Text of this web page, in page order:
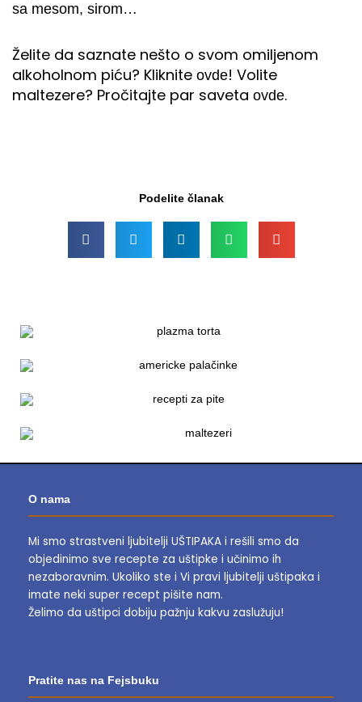
sa mesom, sirom…
Želite da saznate nešto o svom omiljenom
alkoholnom piću? Kliknite ovde! Volite
maltezere? Pročitajte par saveta ovde.
Podelite članak
O nama
Mi smo strastveni ljubitelji UŠTIPAKA i rešili smo da
objedinimo sve recepte za uštipke i učinimo ih
nezaboravnim. Ukoliko ste i Vi pravi ljubitelji uštipaka i
imate neki super recept pišite nam.
Želimo da uštipci dobiju pažnju kakvu zaslužuju!
Pratite nas na Fejsbuku